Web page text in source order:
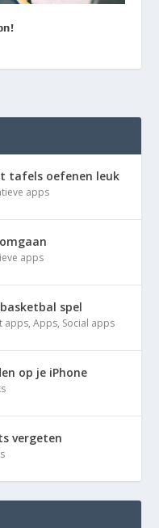
tafels oefenen leuk
apps
apps
spel
apps,Apps, Social apps
op je iPhone
vergeten